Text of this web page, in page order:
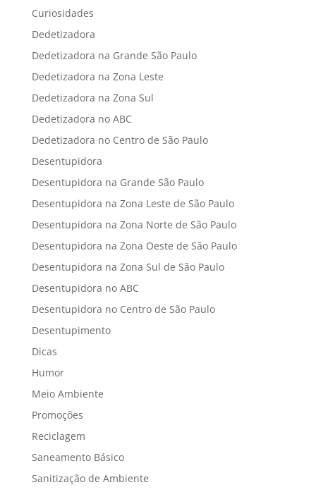
Curiosidades
Dedetizadora
Dedetizadora na Grande São Paulo
Dedetizadora na Zona Leste
Dedetizadora na Zona Sul
Dedetizadora no ABC
Dedetizadora no Centro de São Paulo
Desentupidora
Desentupidora na Grande São Paulo
Desentupidora na Zona Leste de São Paulo
Desentupidora na Zona Norte de São Paulo
Desentupidora na Zona Oeste de São Paulo
Desentupidora na Zona Sul de São Paulo
Desentupidora no ABC
Desentupidora no Centro de São Paulo
Desentupimento
Dicas
Humor
Meio Ambiente
Promoções
Reciclagem
Saneamento Básico
Sanitização de Ambiente